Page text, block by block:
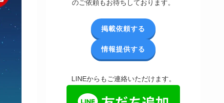
のご依頼もお待ちしております。
掲載依頼する
情報提供する
LINEからもご連絡いただけます。